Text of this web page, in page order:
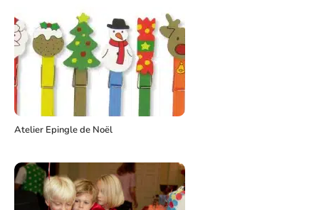
Atelier Epingle de Noël